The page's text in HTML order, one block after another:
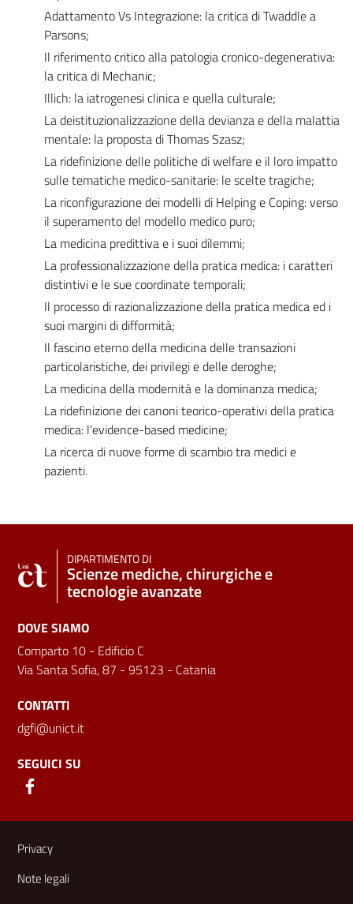
Adattamento Vs Integrazione: la critica di Twaddle a
Parsons;
Il riferimento critico alla patologia cronico-degenerativa:
la critica di Mechanic;
Illich: la iatrogenesi clinica e quella culturale;
La deistituzionalizzazione della devianza e della malattia
mentale: la proposta di Thomas Szasz;
La ridefinizione delle politiche di welfare e il loro impatto
sulle tematiche medico-sanitarie: le scelte tragiche;
La riconfigurazione dei modelli di Helping e Coping: verso
il superamento del modello medico puro;
La medicina predittiva e i suoi dilemmi;
La professionalizzazione della pratica medica: i caratteri
distintivi e le sue coordinate temporali;
Il processo di razionalizzazione della pratica medica ed i
suoi margini di difformità;
Il fascino eterno della medicina delle transazioni
particolaristiche, dei privilegi e delle deroghe;
La medicina della modernità e la dominanza medica;
La ridefinizione dei canoni teorico-operativi della pratica
medica: l’evidence-based medicine;
La ricerca di nuove forme di scambio tra medici e
pazienti.
DIPARTIMENTO DI
Scienze mediche, chirurgiche e
tecnologie avanzate
DOVE SIAMO
Comparto 10 - Edificio C
Via Santa Sofia, 87 - 95123 - Catania
CONTATTI
dgfi@unict.it
SEGUICI SU
Link e informazioni utili
Privacy
Note legali